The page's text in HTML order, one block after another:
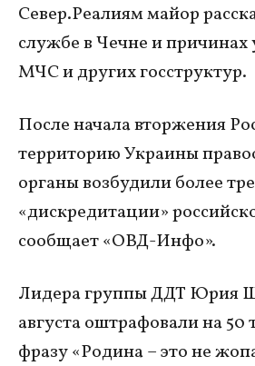
Север.Реалиям майор
службе в Чечне и причинах
МЧС и других госструктур.
После начала вторжения
территорию Украины
органы возбудили более
«дискредитации»
сообщает «ОВД-Инфо».
Лидера группы ДДТ Юрия
августа оштрафовали на 50
фразу «Родина – это не